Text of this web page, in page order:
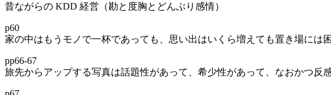
昔ながらの KDD 経営（勘と度胸とどんぶり感情）
p60
家の中はもうモノで一杯であっても、思い出はいくら増えても置き場には困
pp66-67
旅先からアップする写真は話題性があって、希少性があって、なおかつ反